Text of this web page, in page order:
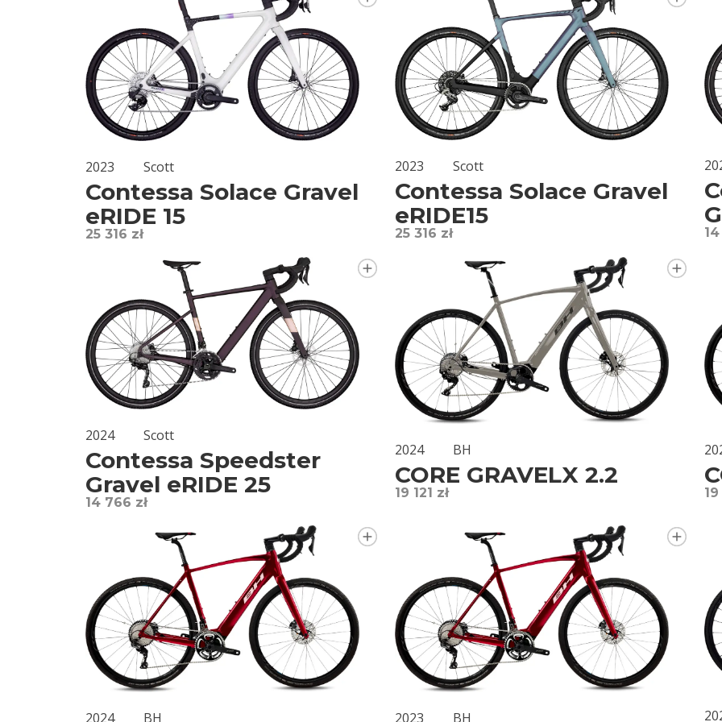
2023 Scott
Contessa Solace Gravel
eRIDE 15
25 316 zł
2023 Scott
Contessa Solace Gravel
eRIDE15
25 316 zł
2024 Scott
Contessa Speedster
Gravel eRIDE 25
14 766 zł
2024 BH
CORE GRAVELX 2.2
19 121 zł 19
2024 BH 2023 BH